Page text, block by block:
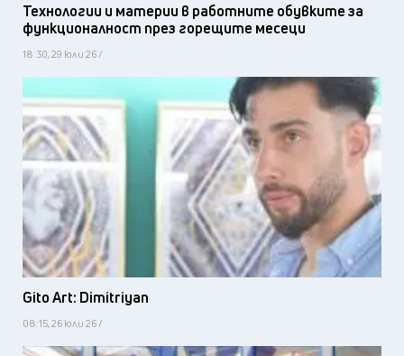
Технологии и материи в работните обувките за
функционалност през горещите месеци
18:30, 29 юли 26 /
Gito Art: Dimitriyan
08:15, 26 юли 26 /